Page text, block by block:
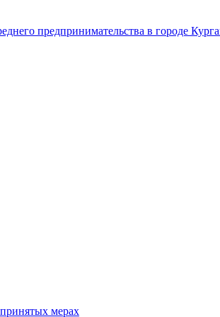
предпринимательства в городе
мерах